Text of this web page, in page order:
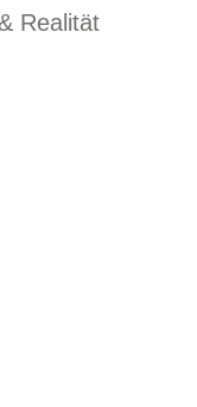
Realität